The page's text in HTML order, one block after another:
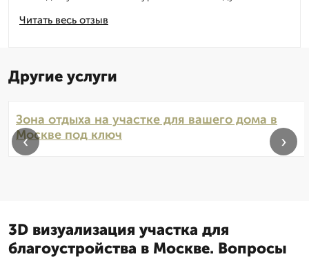
Читать весь отзыв
Другие услуги
Зона отдыха на участке для вашего дома в
Москве под ключ
‹ ›
3D визуализация участка для
благоустройства в Москве. Вопросы